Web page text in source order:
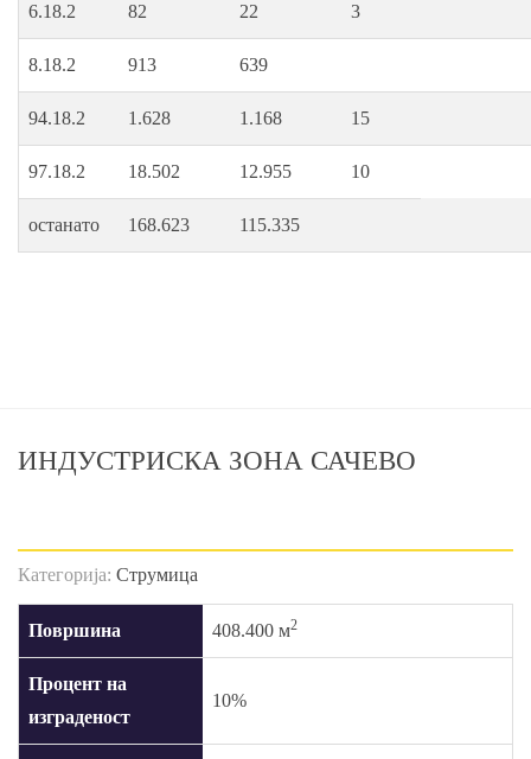
6.18.2 82 22 3
8.18.2 913 639
94.18.2 1.628 1.168 15
97.18.2 18.502 12.955 10
останато 168.623 115.335
ИНДУСТРИСКА ЗОНА САЧЕВО
Категорија: Струмица
Површина 408.400 м2
Процент на
изграденост
10%